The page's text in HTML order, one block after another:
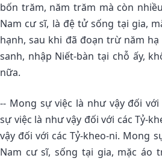
bốn trăm, năm trăm mà còn
Nam cư sĩ, là đệ tử sống tại gia,
hạnh, sau khi đã đoạn trừ năm
sanh, nhập Niết-bàn tại chỗ ấy,
nữa.
-- Mong sự việc là như vậy đối
sự việc là như vậy đối với các Tỷ-
vậy đối với các Tỷ-kheo-ni. Mong
Nam cư sĩ, sống tại gia, mặc áo